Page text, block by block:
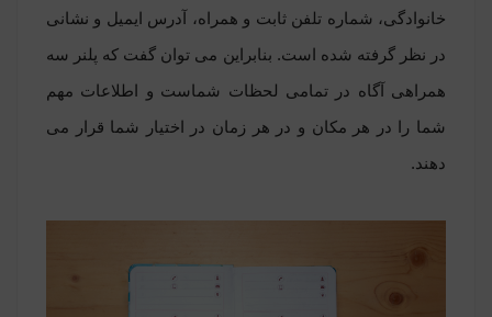
خانوادگی، شماره تلفن ثابت و همراه، آدرس ایمیل و نشانی
در نظر گرفته شده است. بنابراین می توان گفت که پلنر سه
همراهی آگاه در تمامی لحظات شماست و اطلاعات مهم
شما را در هر مکان و در هر زمان در اختیار شما قرار می
دهند.